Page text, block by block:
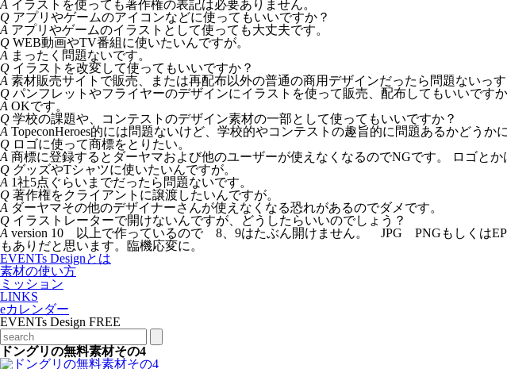
A イラストを使っても著作権の表記は必要ありません。
Q アプリやゲームのアイコンなどに使ってもいいですか？
A アプリやゲームのイラストとして使っても大丈夫です。
Q WEB動画やTV番組に使いたいんですが。
A まったく問題ないです。
Q イラストを改変して使ってもいいですか？
A 素材販売サイトで販売、または再配布以外の普通の商用デザインだったら問題ないっ
Q パンフレットやフライヤーのデザインにイラストを使って販売、配布してもいいですか
A OKです。
Q 学校の課題や、コンテストのデザイン素材の一部として使ってもいいですか？
A TopeconHeroes的には問題ないけど、学校的やコンテストの趣旨的に問題あるかどうか
Q ロゴに使って商標をとりたい。
A 商標に登録するとダーヤマおよび他のユーザーが使えなくなるのでNGです。 ロゴとか
Q グッズやTシャツに使いたいんですが。
A 1社5点ぐらいまでだったら問題ないです。
Q 著作権をクライアントに譲渡したいんですが。
A ダーヤマその他のデザイナーさんが使えなくなる恐れがあるのでダメです。
Q イラストレーターで開けないんですが、どうしたらいいのでしょう？
A version 10 以上で作っているので 8、9はたぶん開けません。 JPG PNGもしくは
もありだと思います。臨機応変に。
EVENTs Designとは
素材の使い方
ミッション
LINKS
eカレンダー
EVENTs Design FREE
ドングリの無料素材その4